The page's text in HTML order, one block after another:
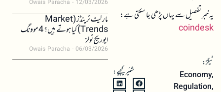
یہ خبر تفصیل سے یہاں پڑھی جا سکتی ہے:
coindesk
ٹیگز:
Economy,
Regulation,
شئیر کیجیے:
Owais Paracha 12/03/2026
مارکیٹ ٹرینڈز (Market
Trends) کیا ہوتے ہیں؟ 4 موونگ
ایوریج ٹولز
Owais Paracha 06/03/2026